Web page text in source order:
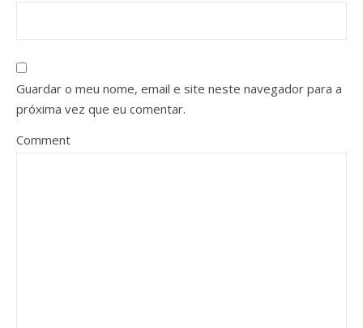
Guardar o meu nome, email e site neste navegador para a
próxima vez que eu comentar.
Comment